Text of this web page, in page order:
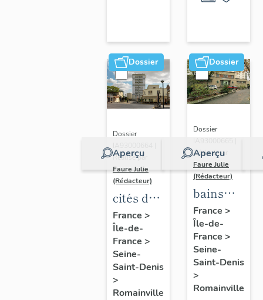
Dossier
Aperçu
Dossier
Réalisé par
Faure Julie
(Rédacteur)
cités de
Romainville
France >
Île-de-
France >
Seine-
Saint-Denis
>
Romainville
Dossier
Aperçu
Dossier
Réalisé par
Faure Julie
(Rédacteur)
bains
douches,
centre
médico-
social
France >
Île-de-
France >
Seine-
Saint-Denis
>
Romainville